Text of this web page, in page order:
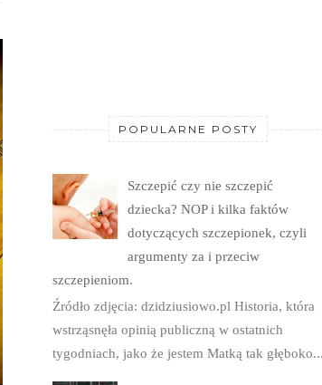
POPULARNE POSTY
Szczepić czy nie szczepić
dziecka? NOP i kilka faktów
dotyczących szczepionek, czyli
argumenty za i przeciw
szczepieniom.
Źródło zdjęcia: dzidziusiowo.pl Historia, która
wstrząsnęła opinią publiczną w ostatnich
tygodniach, jako że jestem Matką tak głęboko...